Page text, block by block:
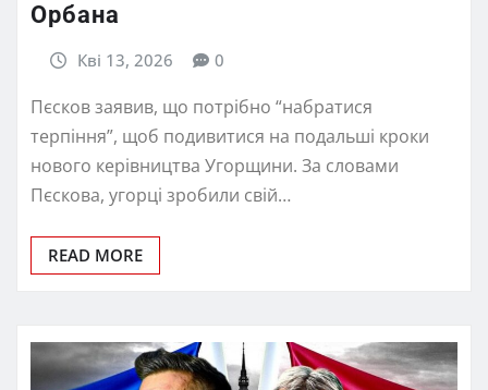
Орбана
Кві 13, 2026 0
Пєсков заявив, що потрібно “набратися
терпіння”, щоб подивитися на подальші кроки
нового керівництва Угорщини. За словами
Пєскова, угорці зробили свій…
READ MORE